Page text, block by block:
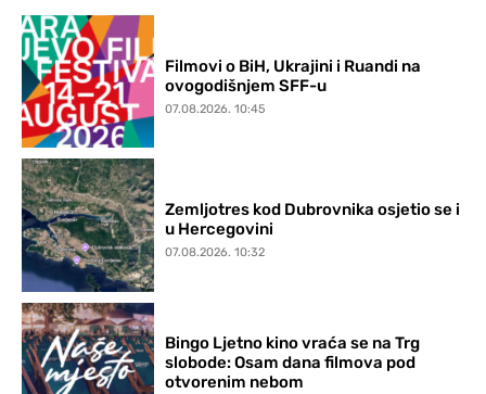
Filmovi o BiH, Ukrajini i Ruandi na
ovogodišnjem SFF-u
07.08.2026. 10:45
Zemljotres kod Dubrovnika osjetio se i
u Hercegovini
07.08.2026. 10:32
Bingo Ljetno kino vraća se na Trg
slobode: Osam dana filmova pod
otvorenim nebom